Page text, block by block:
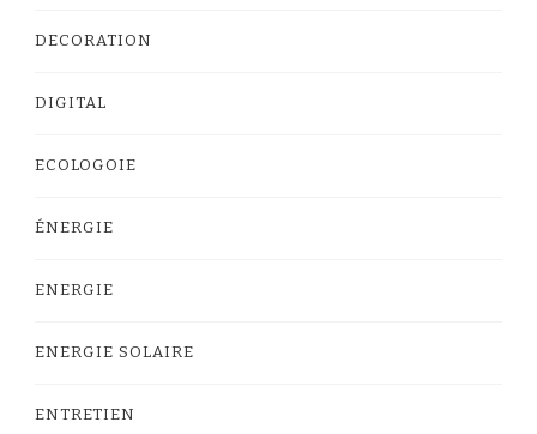
DECORATION
DIGITAL
ECOLOGOIE
ÉNERGIE
ENERGIE
ENERGIE SOLAIRE
ENTRETIEN